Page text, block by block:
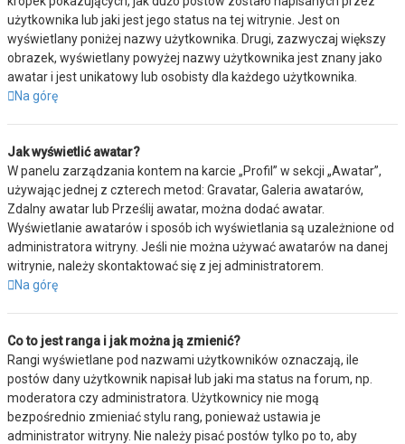
użytkownika lub jaki jest jego status na tej witrynie. Jest on
wyświetlany poniżej nazwy użytkownika. Drugi, zazwyczaj większy
obrazek, wyświetlany powyżej nazwy użytkownika jest znany jako
awatar i jest unikatowy lub osobisty dla każdego użytkownika.
Na górę
Jak wyświetlić awatar?
W panelu zarządzania kontem na karcie „Profil” w sekcji „Awatar”,
używając jednej z czterech metod: Gravatar, Galeria awatarów,
Zdalny awatar lub Prześlij awatar, można dodać awatar.
Wyświetlanie awatarów i sposób ich wyświetlania są uzależnione od
administratora witryny. Jeśli nie można używać awatarów na danej
witrynie, należy skontaktować się z jej administratorem.
Na górę
Co to jest ranga i jak można ją zmienić?
Rangi wyświetlane pod nazwami użytkowników oznaczają, ile
postów dany użytkownik napisał lub jaki ma status na forum, np.
moderatora czy administratora. Użytkownicy nie mogą
bezpośrednio zmieniać stylu rang, ponieważ ustawia je
administrator witryny. Nie należy pisać postów tylko po to, aby